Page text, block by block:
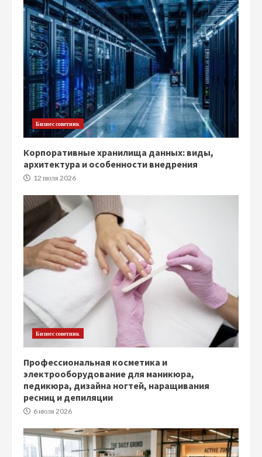
Бизнес советник
Корпоративные хранилища данных: виды,
архитектура и особенности внедрения
12 июля 2026
Бизнес советник
Профессиональная косметика и
электрооборудование для маникюра,
педикюра, дизайна ногтей, наращивания
ресниц и депиляции
6 июля 2026